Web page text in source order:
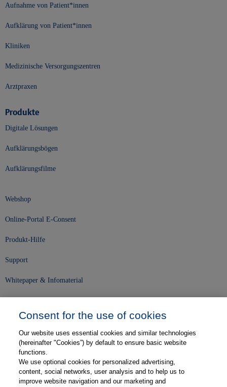
Aufnahme von Patient*innen
Aufklärung von Patient*innen
Kliniken
Medizinische Versorgungszentren
Arztpraxen
Produkte
Digitale Lösungen
Aufklärungsbögen
Aufklärungsfilme
Webshop
Online-Portal E-Consent
Produkt-Hilfe
Support
Whitepaper & Infomaterial
Karriere
Kontakt
Web-Semniare
Consent for the use of cookies
Our website uses essential cookies and similar technologies
(hereinafter "Cookies”) by default to ensure basic website
functions.
We use optional cookies for personalized advertising,
content, social networks, user analysis and to help us to
improve website navigation and our marketing and